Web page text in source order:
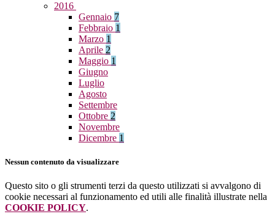
2016
Gennaio 7
Febbraio 1
Marzo 1
Aprile 2
Maggio 1
Giugno
Luglio
Agosto
Settembre
Ottobre 2
Novembre
Dicembre 1
Nessun contenuto da visualizzare
Questo sito o gli strumenti terzi da questo utilizzati si avvalgono di
cookie necessari al funzionamento ed utili alle finalità illustrate nella
COOKIE POLICY.